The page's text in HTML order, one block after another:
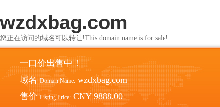
wzdxbag.com
您正在访问的域名可以转让!This domain name is for sale!
一口价出售中！
域名 Domain Name: wzdxbag.com
售价 Listing Price: CNY 9888.00